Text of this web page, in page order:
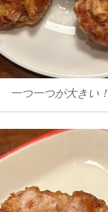
一つ一つが大きい！